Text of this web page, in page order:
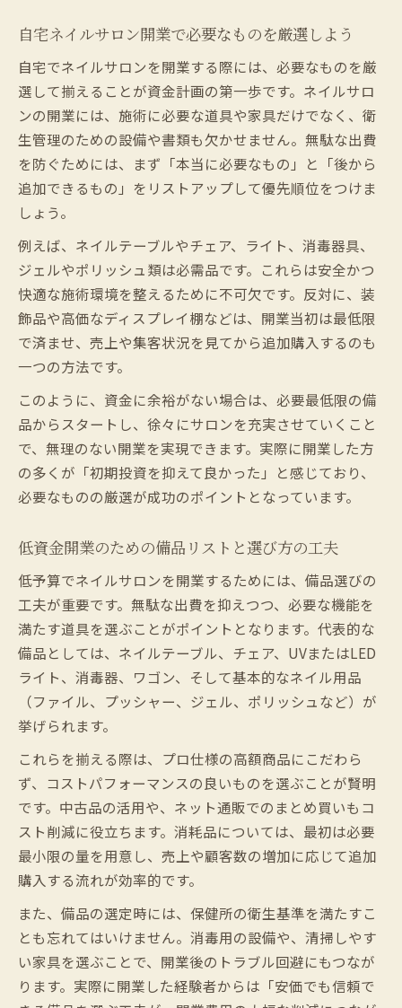
自宅ネイルサロン開業で必要なものを厳選しよう
自宅でネイルサロンを開業する際には、必要なものを厳
選して揃えることが資金計画の第一歩です。ネイルサロ
ンの開業には、施術に必要な道具や家具だけでなく、衛
生管理のための設備や書類も欠かせません。無駄な出費
を防ぐためには、まず「本当に必要なもの」と「後から
追加できるもの」をリストアップして優先順位をつけま
しょう。
例えば、ネイルテーブルやチェア、ライト、消毒器具、
ジェルやポリッシュ類は必需品です。これらは安全かつ
快適な施術環境を整えるために不可欠です。反対に、装
飾品や高価なディスプレイ棚などは、開業当初は最低限
で済ませ、売上や集客状況を見てから追加購入するのも
一つの方法です。
このように、資金に余裕がない場合は、必要最低限の備
品からスタートし、徐々にサロンを充実させていくこと
で、無理のない開業を実現できます。実際に開業した方
の多くが「初期投資を抑えて良かった」と感じており、
必要なものの厳選が成功のポイントとなっています。
低資金開業のための備品リストと選び方の工夫
低予算でネイルサロンを開業するためには、備品選びの
工夫が重要です。無駄な出費を抑えつつ、必要な機能を
満たす道具を選ぶことがポイントとなります。代表的な
備品としては、ネイルテーブル、チェア、UVまたはLED
ライト、消毒器、ワゴン、そして基本的なネイル用品
（ファイル、プッシャー、ジェル、ポリッシュなど）が
挙げられます。
これらを揃える際は、プロ仕様の高額商品にこだわら
ず、コストパフォーマンスの良いものを選ぶことが賢明
です。中古品の活用や、ネット通販でのまとめ買いもコ
スト削減に役立ちます。消耗品については、最初は必要
最小限の量を用意し、売上や顧客数の増加に応じて追加
購入する流れが効率的です。
また、備品の選定時には、保健所の衛生基準を満たすこ
とも忘れてはいけません。消毒用の設備や、清掃しやす
い家具を選ぶことで、開業後のトラブル回避にもつなが
ります。実際に開業した経験者からは「安価でも信頼で